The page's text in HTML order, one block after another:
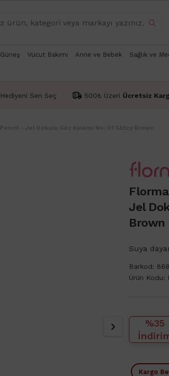
Güneş Vücut Bakımı Anne ve Bebek Sağlık ve
Hediyeni Sen Seç 500₺ Üzeri Ücretsiz
Jel
Brown
Suya
Barkod:
Ürün Kodu:
%35
Kargo